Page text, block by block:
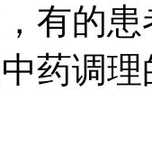
有的
药调